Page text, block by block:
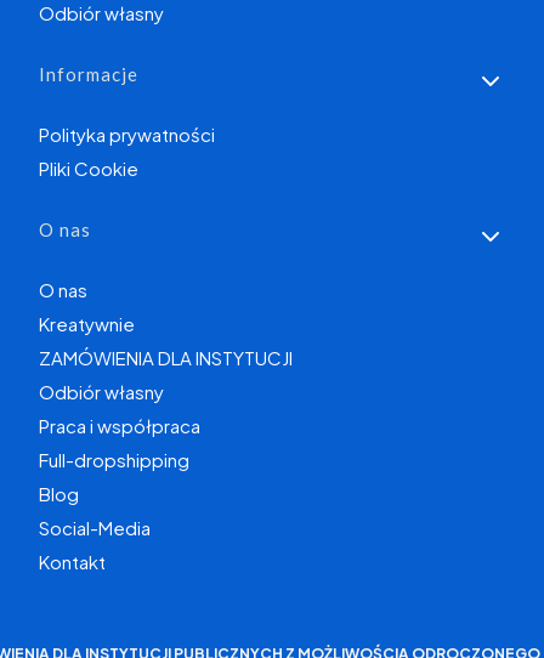
Odbiór własny
Informacje
Polityka prywatności
Pliki Cookie
O nas
O nas
Kreatywnie
ZAMÓWIENIA DLA INSTYTUCJI
Odbiór własny
Praca i współpraca
Full-dropshipping
Blog
Social-Media
Kontakt
DLA INSTYTUCJI PUBLICZNYCH Z MOŻLIWOŚCIĄ ODROCZONEGO